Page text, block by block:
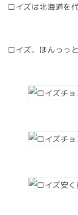
ロイズは北海道を
ロイズ、ほんっっ